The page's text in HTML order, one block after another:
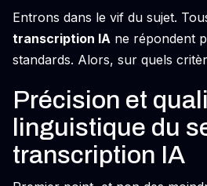
Entrons dans le vif du sujet.
transcription IA ne répondent
standards. Alors, sur quels
Précision et
linguistique du
transcription IA